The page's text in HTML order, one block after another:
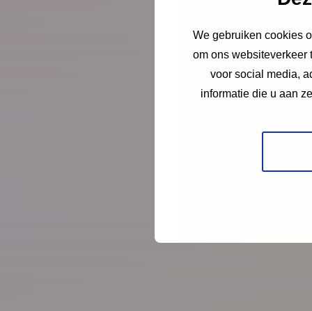
We gebruiken cookies
om ons websiteverkeer
voor social media,
informatie die u aan